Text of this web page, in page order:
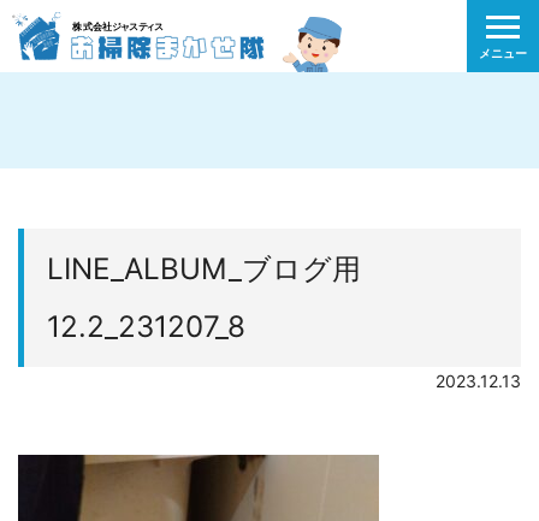
メニュー
LINE_ALBUM_ブログ用
12.2_231207_8
2023.12.13